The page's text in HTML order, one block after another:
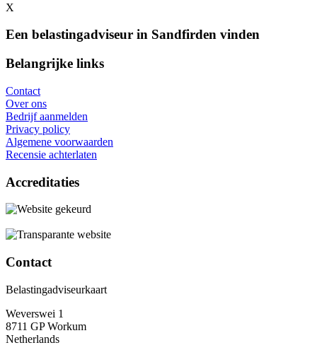
X
Een belastingadviseur in Sandfirden vinden
Belangrijke links
Contact
Over ons
Bedrijf aanmelden
Privacy policy
Algemene voorwaarden
Recensie achterlaten
Accreditaties
Contact
Belastingadviseurkaart
Weverswei 1
8711 GP Workum
Netherlands